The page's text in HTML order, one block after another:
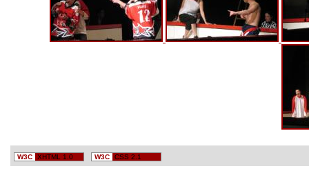
W3C XHTML 1.0 W3C CSS 2.1